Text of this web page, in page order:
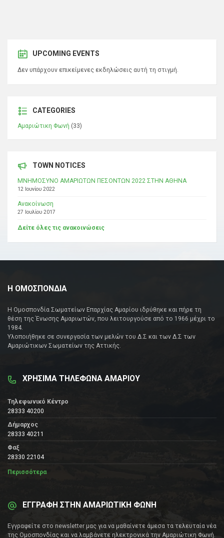
UPCOMING EVENTS
Δεν υπάρχουν επικείμενες εκδηλώσεις αυτή τη στιγμή.
CATEGORIES
Αμαριώτικη Φωνή (33)
TOWN NOTICES
ΜΝΗΜΟΣΥΝΟ ΑΜΑΡΙΩΤΩΝ ΠΕΣΟΝΤΩΝ 2022 ΣΤΗΝ ΑΘΗΝΑ
12 Ιουνίου 2022
Ανακοίνωση
27 Ιουλίου 2017
Δείτε όλες τις ανακοινώσεις
Η ΟΜΟΣΠΟΝΔΙΑ
Η Ομοσπονδία Σωματείων Επαρχίας Αμαρίου ιδρύθηκε και πήρε τη
θέση της Ένωσης Αμαριωτών, που λειτουργούσε από το 1966 μέχρι το
1984.
Υλοποιήθηκε σε συνεργασία των μελών του Δ.Σ και των Δ.Σ των
Αμαριώτικων Σωματείων της Αττικής.
ΧΡΗΣΙΜΑ ΤΗΛΕΦΩΝΑ ΑΜΑΡΙΟΥ
Τηλεφωνικό Κέντρο
28333 40200
Δήμαρχος
28333 40211
Φαξ
28330 22104
Περισσότερα
ΕΓΓΡΑΦΗ ΣΤΗΝ ΑΜΑΡΙΩΤΙΚΗ ΦΩΝΗ
Εγγραφείτε στο newsletter μας για να μαθαίνετε άμεσα τα τελευταία νέα
της Ομοσπονδίας και να λαμβάνετε ηλεκτρονικά την Αμαριώτικη Φωνή.